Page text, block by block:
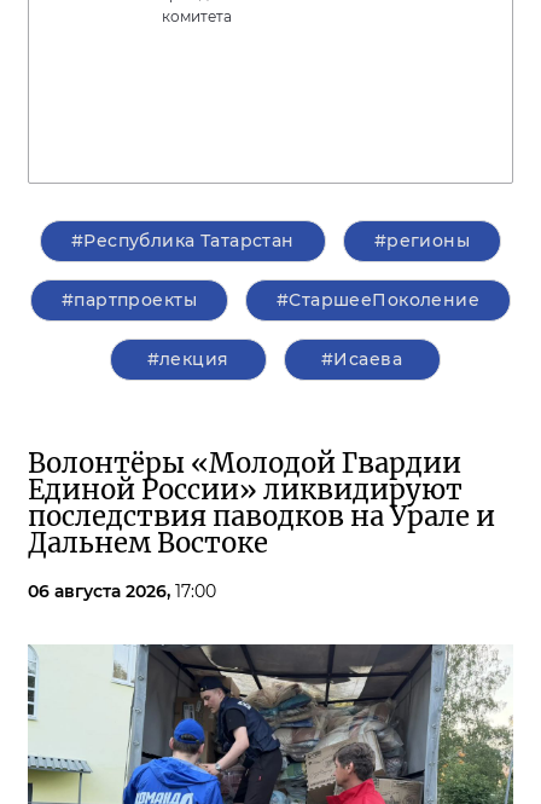
комитета
#Республика Татарстан #регионы
#партпроекты #СтаршееПоколение
#лекция #Исаева
Волонтёры «Молодой Гвардии
Единой России» ликвидируют
последствия паводков на Урале и
Дальнем Востоке
06 августа 2026, 17:00